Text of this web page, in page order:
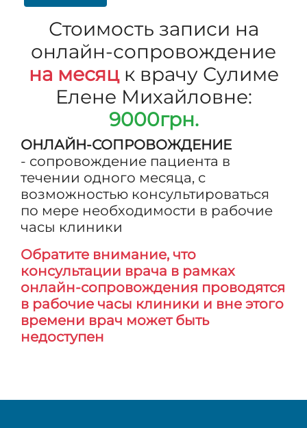
Стоимость записи на
онлайн-сопровождение
на месяцк врачу Сулиме
Елене Михайловне:
9000грн.
ОНЛАЙН-СОПРОВОЖДЕНИЕ
- сопровождение пациента в
течении одного месяца, с
возможностью консультироваться
по мере необходимости в рабочие
часы клиники
Обратите внимание, что
консультации врача в рамках
онлайн-сопровождения проводятся
в рабочие часы клиники и вне этого
времени врач может быть
недоступен